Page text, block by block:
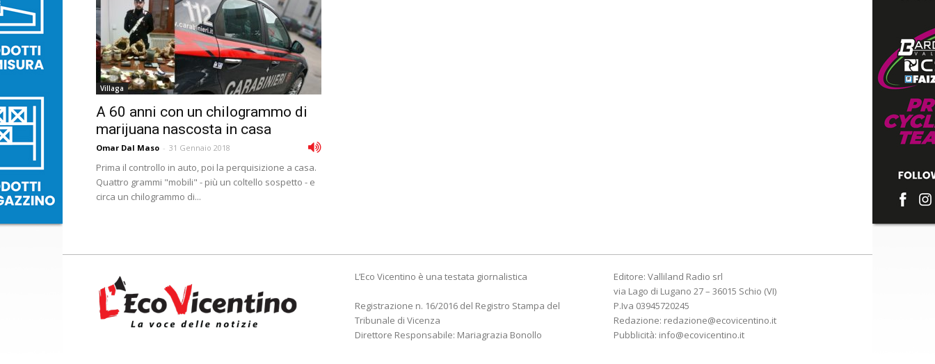
Villaga
A 60 anni con un chilogrammo di
marijuana nascosta in casa
Omar Dal Maso - 31 Gennaio 2018
Prima il controllo in auto, poi la perquisizione a casa.
Quattro grammi "mobili" - più un coltello sospetto - e
circa un chilogrammo di...
L’Eco Vicentino è una testata giornalistica
Registrazione n. 16/2016 del Registro Stampa del
Tribunale di Vicenza
Direttore Responsabile: Mariagrazia Bonollo
Editore: Valliland Radio srl
via Lago di Lugano 27 – 36015 Schio (VI)
P.Iva 03945720245
Redazione: redazione@ecovicentino.it
Pubblicità: info@ecovicentino.it